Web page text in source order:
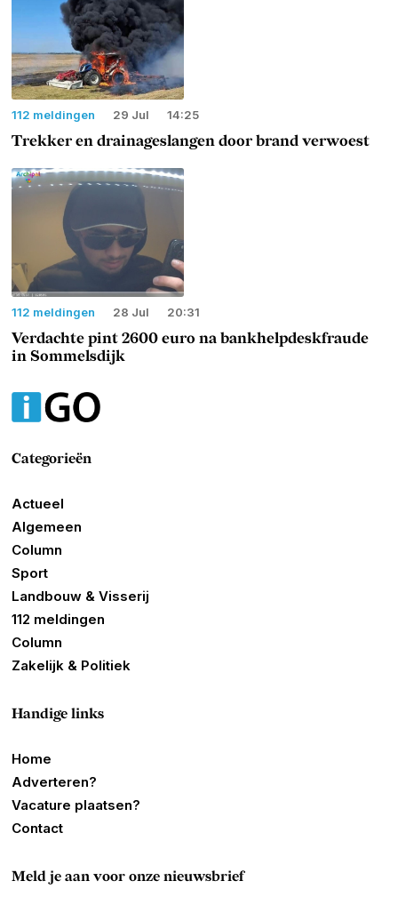
112 meldingen 29 Jul 14:25
Trekker en drainageslangen door brand verwoest
112 meldingen 28 Jul 20:31
Verdachte pint 2600 euro na bankhelpdeskfraude
in Sommelsdijk
Categorieën
Actueel
Algemeen
Column
Sport
Landbouw & Visserij
112 meldingen
Column
Zakelijk & Politiek
Handige links
Home
Adverteren?
Vacature plaatsen?
Contact
Meld je aan voor onze nieuwsbrief